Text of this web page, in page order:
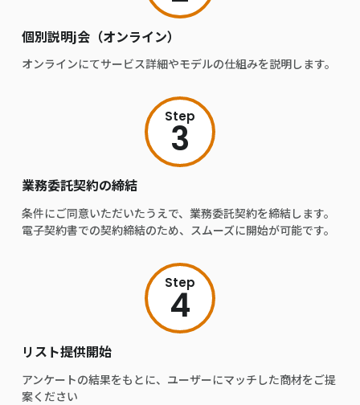
個別説明j会（オンライン）
オンラインにてサービス詳細やモデルの仕組みを説明します。
Step
3
業務委託契約の締結
条件にご同意いただいたうえで、業務委託契約を締結します。
電子契約書での契約締結のため、スムーズに開始が可能です。
Step
4
リスト提供開始
アンケートの結果をもとに、ユーザーにマッチした商材をご提
案ください